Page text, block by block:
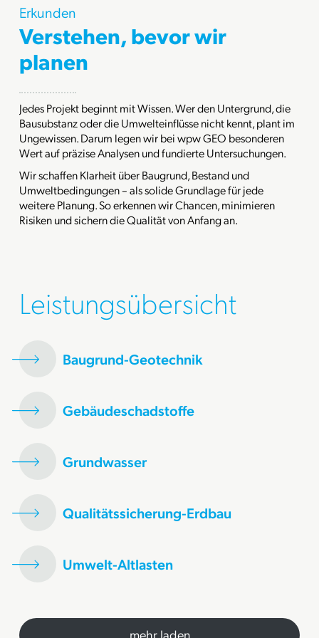
Erkunden
Verstehen, bevor wir
planen
Jedes Projekt beginnt mit Wissen. Wer den Untergrund, die
Bausubstanz oder die Umwelteinflüsse nicht kennt, plant im
Ungewissen. Darum legen wir bei wpw GEO besonderen
Wert auf präzise Analysen und fundierte Untersuchungen.
Wir schaffen Klarheit über Baugrund, Bestand und
Umweltbedingungen – als solide Grundlage für jede
weitere Planung. So erkennen wir Chancen, minimieren
Risiken und sichern die Qualität von Anfang an.
Leistungsübersicht
Baugrund-Geotechnik
Gebäudeschadstoffe
Grundwasser
Qualitätssicherung-Erdbau
Umwelt-Altlasten
mehr laden